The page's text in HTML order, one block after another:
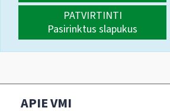
PATVIRTINTI
Pasirinktus slapukus
APIE VMI